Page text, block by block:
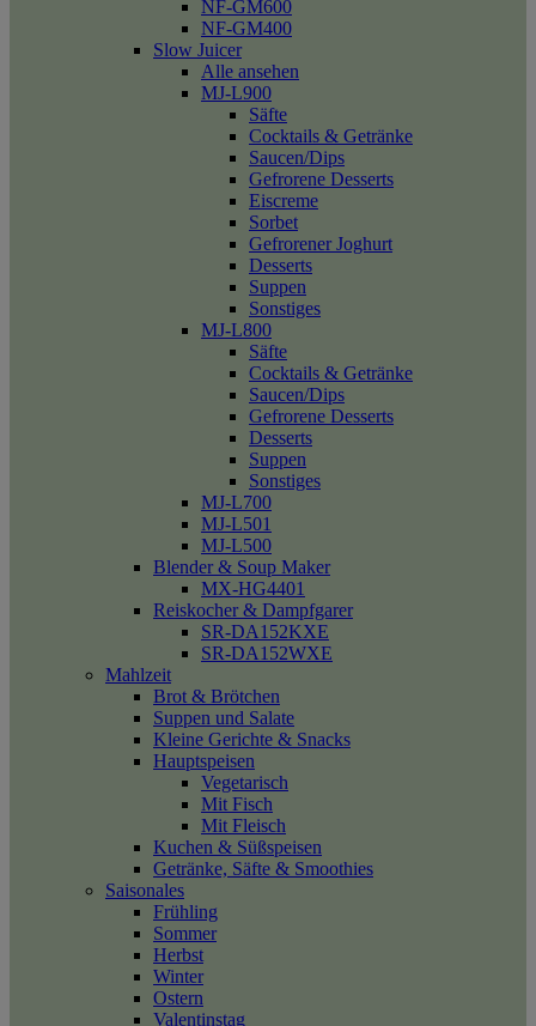
NF-GM600
NF-GM400
Slow Juicer
Alle ansehen
MJ-L900
Säfte
Cocktails & Getränke
Saucen/Dips
Gefrorene Desserts
Eiscreme
Sorbet
Gefrorener Joghurt
Desserts
Suppen
Sonstiges
MJ-L800
Säfte
Cocktails & Getränke
Saucen/Dips
Gefrorene Desserts
Desserts
Suppen
Sonstiges
MJ-L700
MJ-L501
MJ-L500
Blender & Soup Maker
MX-HG4401
Reiskocher & Dampfgarer
SR-DA152KXE
SR-DA152WXE
Mahlzeit
Brot & Brötchen
Suppen und Salate
Kleine Gerichte & Snacks
Hauptspeisen
Vegetarisch
Mit Fisch
Mit Fleisch
Kuchen & Süßspeisen
Getränke, Säfte & Smoothies
Saisonales
Frühling
Sommer
Herbst
Winter
Ostern
Valentinstag